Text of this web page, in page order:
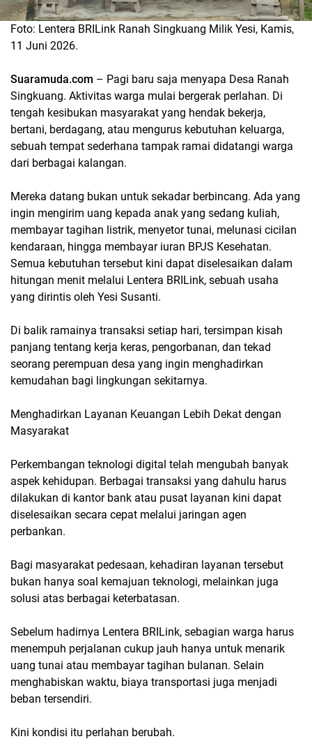
Foto: Lentera BRILink Ranah Singkuang Milik Yesi, Kamis,
11 Juni 2026.
Suaramuda.com – Pagi baru saja menyapa Desa Ranah
Singkuang. Aktivitas warga mulai bergerak perlahan. Di
tengah kesibukan masyarakat yang hendak bekerja,
bertani, berdagang, atau mengurus kebutuhan keluarga,
sebuah tempat sederhana tampak ramai didatangi warga
dari berbagai kalangan.
Mereka datang bukan untuk sekadar berbincang. Ada yang
ingin mengirim uang kepada anak yang sedang kuliah,
membayar tagihan listrik, menyetor tunai, melunasi cicilan
kendaraan, hingga membayar iuran BPJS Kesehatan.
Semua kebutuhan tersebut kini dapat diselesaikan dalam
hitungan menit melalui Lentera BRILink, sebuah usaha
yang dirintis oleh Yesi Susanti.
Di balik ramainya transaksi setiap hari, tersimpan kisah
panjang tentang kerja keras, pengorbanan, dan tekad
seorang perempuan desa yang ingin menghadirkan
kemudahan bagi lingkungan sekitarnya.
Menghadirkan Layanan Keuangan Lebih Dekat dengan
Masyarakat
Perkembangan teknologi digital telah mengubah banyak
aspek kehidupan. Berbagai transaksi yang dahulu harus
dilakukan di kantor bank atau pusat layanan kini dapat
diselesaikan secara cepat melalui jaringan agen
perbankan.
Bagi masyarakat pedesaan, kehadiran layanan tersebut
bukan hanya soal kemajuan teknologi, melainkan juga
solusi atas berbagai keterbatasan.
Sebelum hadirnya Lentera BRILink, sebagian warga harus
menempuh perjalanan cukup jauh hanya untuk menarik
uang tunai atau membayar tagihan bulanan. Selain
menghabiskan waktu, biaya transportasi juga menjadi
beban tersendiri.
Kini kondisi itu perlahan berubah.